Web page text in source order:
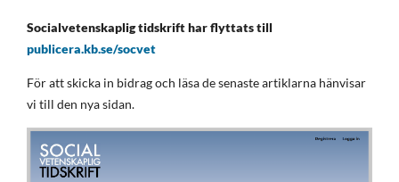
Socialvetenskaplig tidskrift har flyttats till
publicera.kb.se/socvet
För att skicka in bidrag och läsa de senaste artiklarna hänvisar
vi till den nya sidan.